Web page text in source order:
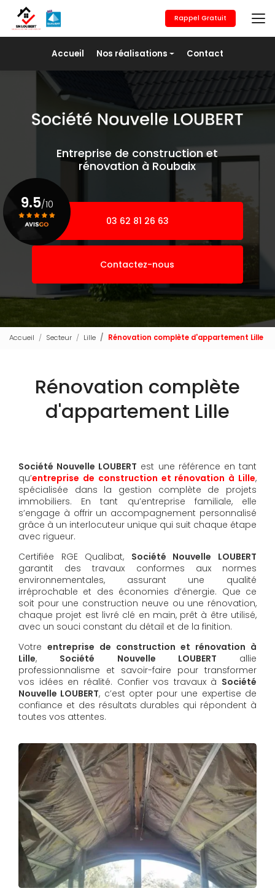
contenu
principal
Accueil Nos réalisations
Maçonnerie générale
Revêtement de sols
Placo/Isolation
Pose de fer
Contact
Rappel Gratuit
Entreprise de construction et
rénovation à Roubaix
03 62 81 26 63
Contactez-nous
9.5/10
Voir le certificat
Accueil Secteur Lille Rénovation complète d'appartement Lille
Rénovation complète
d'appartement Lille
Société Nouvelle LOUBERT est une référence en tant
qu’entreprise de construction et rénovation à Lille,
spécialisée dans la gestion complète de projets
immobiliers. En tant qu’entreprise familiale, elle
s’engage à offrir un accompagnement personnalisé
grâce à un interlocuteur unique qui suit chaque étape
avec rigueur.
Certifiée RGE Qualibat, Société Nouvelle LOUBERT
garantit des travaux conformes aux normes
environnementales, assurant une qualité
irréprochable et des économies d’énergie. Que ce
soit pour une construction neuve ou une rénovation,
chaque projet est livré clé en main, prêt à être utilisé,
avec un souci constant du détail et de la finition.
Votre entreprise de construction et rénovation à
Lille, Société Nouvelle LOUBERT allie
professionnalisme et savoir-faire pour transformer
vos idées en réalité. Confier vos travaux à Société
Nouvelle LOUBERT, c’est opter pour une expertise de
confiance et des résultats durables qui répondent à
toutes vos attentes.